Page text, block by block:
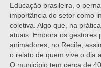
Educação brasileira, o
importância do setor como
coletiva. Algo que, na
atuais. Embora os gestores
animadores, no Recife,
o relato de quem vive o dia
O município tem cerca de